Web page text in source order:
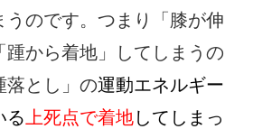
うのです。つまり「膝が伸
踵から着地」してしまうの
落とし」の運動エネルギー
る上死点で着地してしまっ